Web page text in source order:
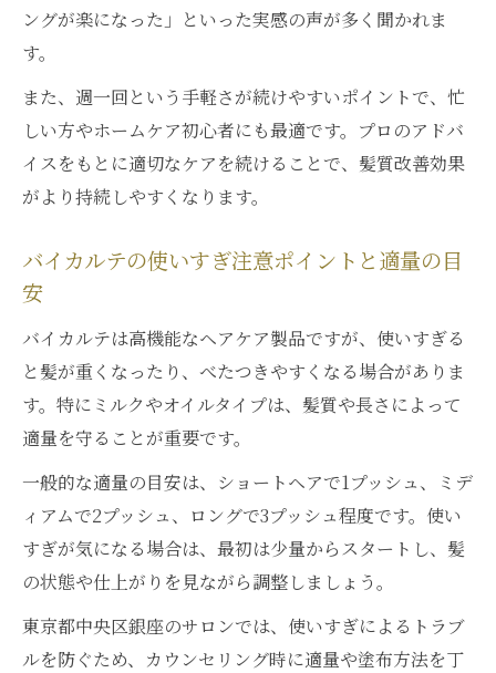
ングが楽になった」といった実感の声が多く聞かれま
す。
また、週一回という手軽さが続けやすいポイントで、忙
しい方やホームケア初心者にも最適です。プロのアドバ
イスをもとに適切なケアを続けることで、髪質改善効果
がより持続しやすくなります。
バイカルテの使いすぎ注意ポイントと適量の目
安
バイカルテは高機能なヘアケア製品ですが、使いすぎる
と髪が重くなったり、べたつきやすくなる場合がありま
す。特にミルクやオイルタイプは、髪質や長さによって
適量を守ることが重要です。
一般的な適量の目安は、ショートヘアで1プッシュ、ミデ
ィアムで2プッシュ、ロングで3プッシュ程度です。使い
すぎが気になる場合は、最初は少量からスタートし、髪
の状態や仕上がりを見ながら調整しましょう。
東京都中央区銀座のサロンでは、使いすぎによるトラブ
ルを防ぐため、カウンセリング時に適量や塗布方法を丁